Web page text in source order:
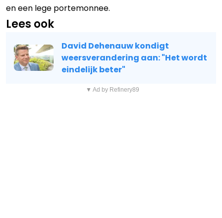
en een lege portemonnee.
Lees ook
David Dehenauw kondigt
weersverandering aan: "Het wordt
eindelijk beter"
▼ Ad by Refinery89